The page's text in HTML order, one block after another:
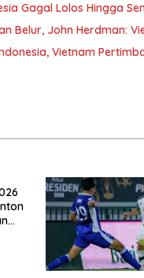
Gagal Lolos Hingga
Belur, John Herdman:
Vietnam